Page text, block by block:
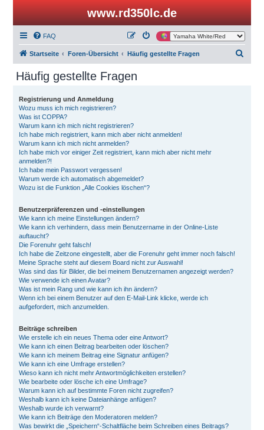
www.rd350lc.de
FAQ
Startseite Foren-Übersicht Häufig gestellte Fragen
Häufig gestellte Fragen
Registrierung und Anmeldung
Wozu muss ich mich registrieren?
Was ist COPPA?
Warum kann ich mich nicht registrieren?
Ich habe mich registriert, kann mich aber nicht anmelden!
Warum kann ich mich nicht anmelden?
Ich habe mich vor einiger Zeit registriert, kann mich aber nicht mehr
anmelden?!
Ich habe mein Passwort vergessen!
Warum werde ich automatisch abgemeldet?
Wozu ist die Funktion „Alle Cookies löschen“?
Benutzerpräferenzen und -einstellungen
Wie kann ich meine Einstellungen ändern?
Wie kann ich verhindern, dass mein Benutzername in der Online-Liste
auftaucht?
Die Forenuhr geht falsch!
Ich habe die Zeitzone eingestellt, aber die Forenuhr geht immer noch falsch!
Meine Sprache steht auf diesem Board nicht zur Auswahl!
Was sind das für Bilder, die bei meinem Benutzernamen angezeigt werden?
Wie verwende ich einen Avatar?
Was ist mein Rang und wie kann ich ihn ändern?
Wenn ich bei einem Benutzer auf den E-Mail-Link klicke, werde ich
aufgefordert, mich anzumelden.
Beiträge schreiben
Wie erstelle ich ein neues Thema oder eine Antwort?
Wie kann ich einen Beitrag bearbeiten oder löschen?
Wie kann ich meinem Beitrag eine Signatur anfügen?
Wie kann ich eine Umfrage erstellen?
Wieso kann ich nicht mehr Antwortmöglichkeiten erstellen?
Wie bearbeite oder lösche ich eine Umfrage?
Warum kann ich auf bestimmte Foren nicht zugreifen?
Weshalb kann ich keine Dateianhänge anfügen?
Weshalb wurde ich verwarnt?
Wie kann ich Beiträge den Moderatoren melden?
Was bewirkt die „Speichern“-Schaltfläche beim Schreiben eines Beitrags?